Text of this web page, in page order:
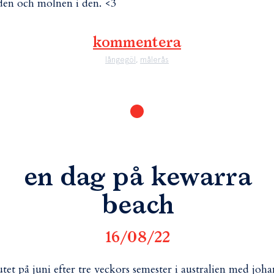
och molnen i den. <3
kommentera
långegöl , målerås
en dag på kewarra
beach
16/08/22
på juni efter tre veckors semester i australien med